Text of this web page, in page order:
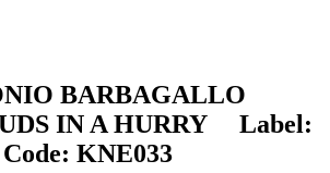
BARBAGALLO
IN A HURRYLabel:
KNE033